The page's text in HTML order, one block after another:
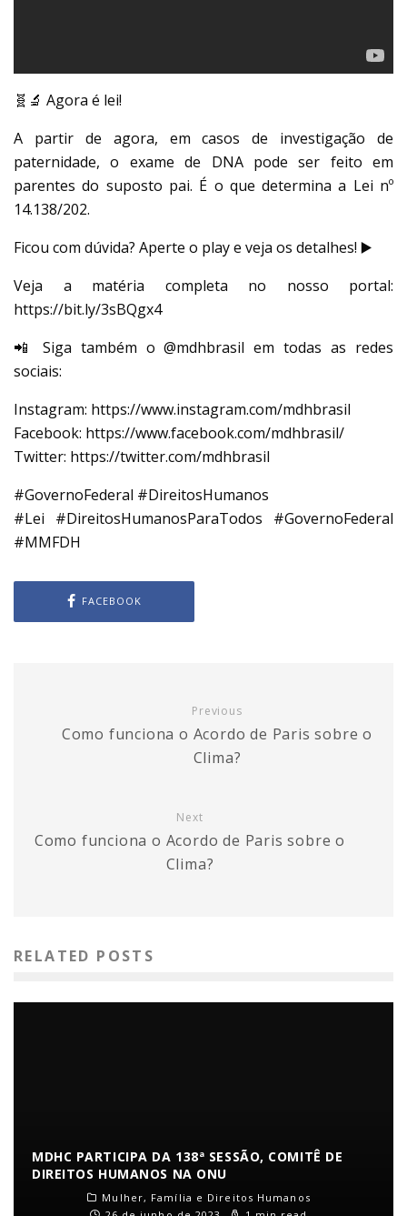
🧬🔬 Agora é lei!
A partir de agora, em casos de investigação de
paternidade, o exame de DNA pode ser feito em
parentes do suposto pai. É o que determina a Lei nº
14.138/202.
Ficou com dúvida? Aperte o play e veja os detalhes! ▶️
Veja a matéria completa no nosso portal:
https://bit.ly/3sBQgx4
📲 Siga também o @mdhbrasil em todas as redes
sociais:
Instagram: https://www.instagram.com/mdhbrasil​​
Facebook: https://www.facebook.com/mdhbrasil/​​
Twitter: https://twitter.com/mdhbrasil
#GovernoFederal #DireitosHumanos
#Lei #DireitosHumanosParaTodos #GovernoFederal
#MMFDH
FACEBOOK
Previous
Como funciona o Acordo de Paris sobre o
Clima?
Next
Como funciona o Acordo de Paris sobre o
Clima?
RELATED POSTS
MDHC PARTICIPA DA 138ª SESSÃO, COMITÊ DE
DIREITOS HUMANOS NA ONU
Mulher, Família e Direitos Humanos